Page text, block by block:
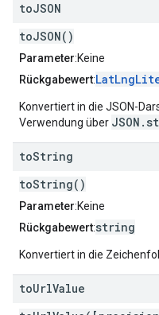
toJSON
toJSON()
Parameter:Keine
Rückgabewert:
Konvertiert in die JSON-
Verwendung über
toString
toString()
Parameter:Keine
Rückgabewert:string
Konvertiert in die
toUrlValue